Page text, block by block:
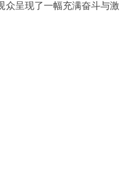
众呈现了一幅充满奋斗与激